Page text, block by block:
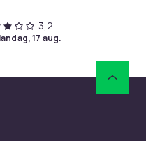
3,2
mandag, 17 aug.